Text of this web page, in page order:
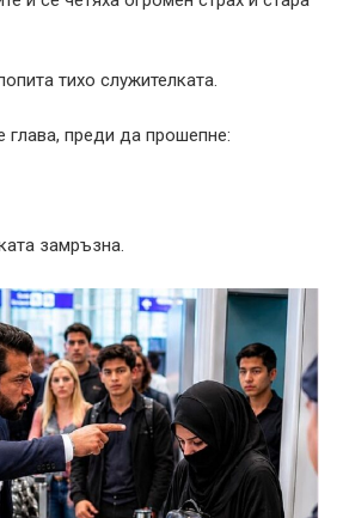
тихо служителката.
преди да прошепне:
замръзна.